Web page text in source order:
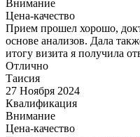
Внимание
Цена-качество
Прием прошел хорошо,
основе анализов. Дала
итогу визита я получила
Отлично
Таисия
27 Ноября 2024
Квалификация
Внимание
Цена-качество